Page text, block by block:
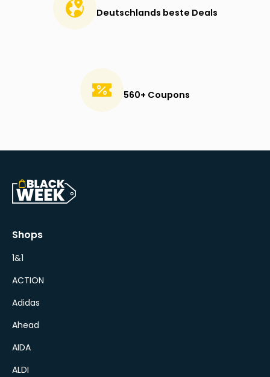
Deutschlands beste Deals
560+ Coupons
Shops
1&1
ACTION
Adidas
Ahead
AIDA
ALDI